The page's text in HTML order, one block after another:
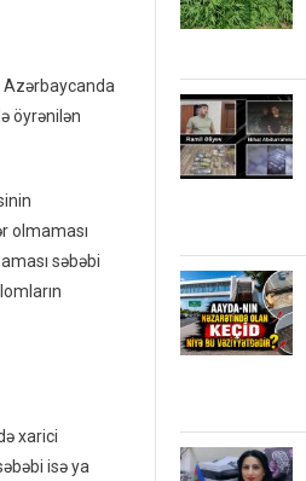
Azərbaycanda
öyrənilən
olmaması
səbəbi
xarici
isə ya